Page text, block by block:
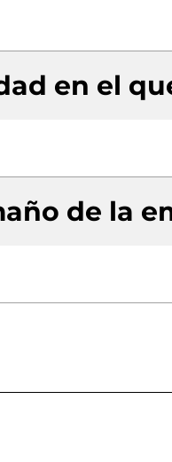
en el
de la